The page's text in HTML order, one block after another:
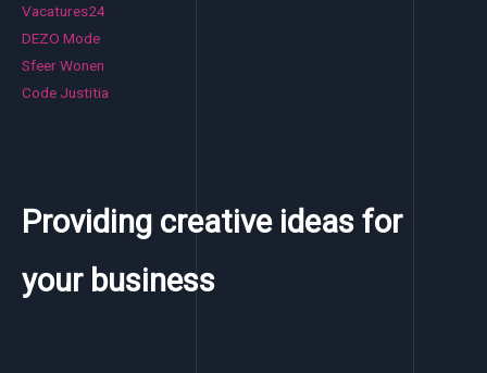
Vacatures24
DEZO Mode
Sfeer Wonen
Code Justitia
Providing creative ideas for
your business